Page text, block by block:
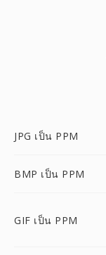
JPG เป็น PPM
BMP เป็น PPM
GIF เป็น PPM